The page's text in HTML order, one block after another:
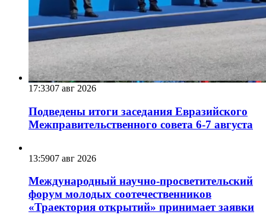
17:3307 авг 2026
Подведены итоги заседания Евразийского
Межправительственного совета 6-7 августа
13:5907 авг 2026
Международный научно-просветительский
форум молодых соотечественников
«Траектория открытий» принимает заявки